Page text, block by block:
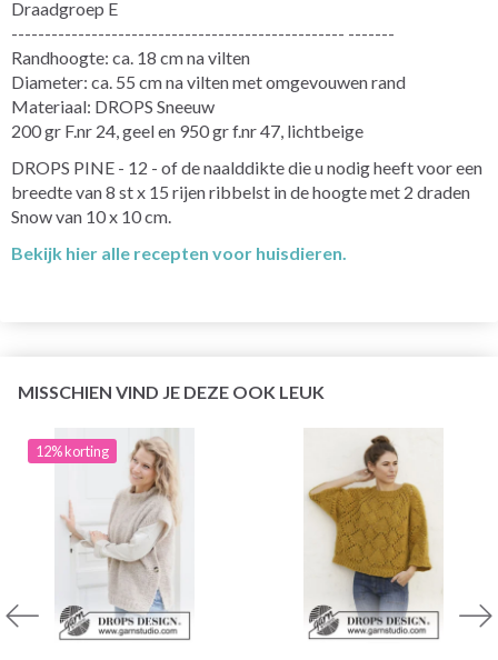
Draadgroep E
-------------------------------------------------- -------
Randhoogte: ca. 18 cm na vilten
Diameter: ca. 55 cm na vilten met omgevouwen rand
Materiaal: DROPS Sneeuw
200 gr F.nr 24, geel en 950 gr f.nr 47, lichtbeige
DROPS PINE - 12 - of de naalddikte die u nodig heeft voor een
breedte van 8 st x 15 rijen ribbelst in de hoogte met 2 draden
Snow van 10 x 10 cm.
Bekijk hier alle recepten voor huisdieren.
MISSCHIEN VIND JE DEZE OOK LEUK
12% korting